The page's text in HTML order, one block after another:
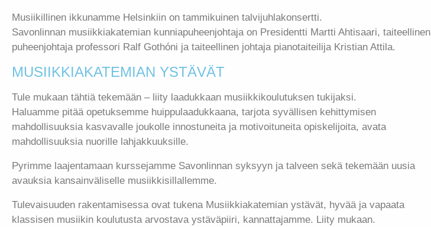
Musiikillinen ikkunamme Helsinkiin on tammikuinen talvijuhlakonsertti.
Savonlinnan musiikkiakatemian kunniapuheenjohtaja on Presidentti Martti Ahtisaari, taiteellinen
puheenjohtaja professori Ralf Gothóni ja taiteellinen johtaja pianotaiteilija Kristian Attila.
MUSIIKKIAKATEMIAN YSTÄVÄT
Tule mukaan tähtiä tekemään – liity laadukkaan musiikkikoulutuksen tukijaksi.
Haluamme pitää opetuksemme huippulaadukkaana, tarjota syvällisen kehittymisen
mahdollisuuksia kasvavalle joukolle innostuneita ja motivoituneita opiskelijoita, avata
mahdollisuuksia nuorille lahjakkuuksille.
Pyrimme laajentamaan kurssejamme Savonlinnan syksyyn ja talveen sekä tekemään uusia
avauksia kansainväliselle musiikkisillallemme.
Tulevaisuuden rakentamisessa ovat tukena Musiikkiakatemian ystävät, hyvää ja vapaata
klassisen musiikin koulutusta arvostava ystäväpiiri, kannattajamme. Liity mukaan.